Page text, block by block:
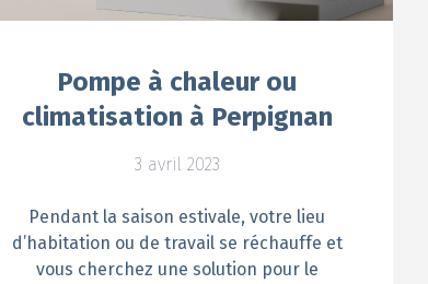
Pompe à chaleur ou
climatisation à Perpignan
3 avril 2023
Pendant la saison estivale, votre lieu
d’habitation ou de travail se réchauffe et
vous cherchez une solution pour le